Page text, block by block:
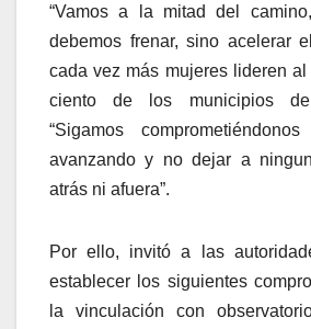
“Vamos a la mitad del
debemos frenar, sino acelerar
cada vez más mujeres lideren
ciento de los municipios
“Sigamos
avanzando y no dejar a
atrás ni afuera”.
Por ello, invitó a las
establecer los siguientes
la vinculación con